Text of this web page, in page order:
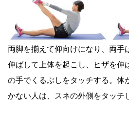
両脚を揃えて仰向けになり、両手
伸ばして上体を起こし、ヒザを伸
の手でくるぶしをタッチする。体
かない人は、スネの外側をタッチ